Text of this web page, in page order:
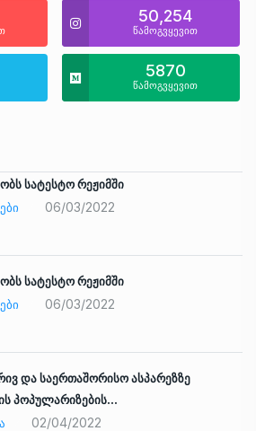
50,254
წამოგვყევით
5870
წამოგვყევით
სატესტო რეჟიმში
06/03/2022
სატესტო რეჟიმში
06/03/2022
და საერთაშორისო ასპარეზზე
პოპულარიზების…
02/04/2022